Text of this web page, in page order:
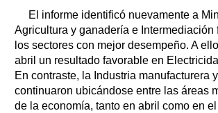
El informe identificó nuevamente a
Agricultura y ganadería e Intermediación
los sectores con mejor desempeño. A
abril un resultado favorable en
En contraste, la Industria manufacturera
continuaron ubicándose entre las áreas
de la economía, tanto en abril como en